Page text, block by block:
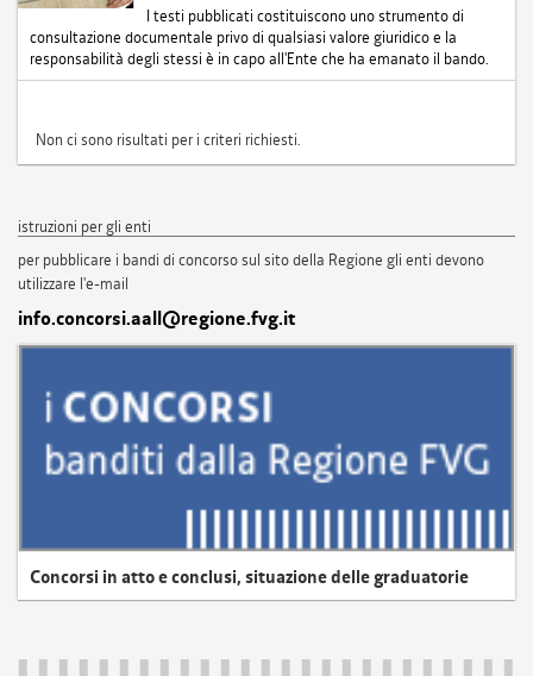
I testi pubblicati costituiscono uno strumento di
consultazione documentale privo di qualsiasi valore giuridico e la
responsabilità degli stessi è in capo all'Ente che ha emanato il bando.
Non ci sono risultati per i criteri richiesti.
istruzioni per gli enti
per pubblicare i bandi di concorso sul sito della Regione gli enti devono
utilizzare l'e-mail
info.concorsi.aall@regione.fvg.it
Concorsi in atto e conclusi, situazione delle graduatorie